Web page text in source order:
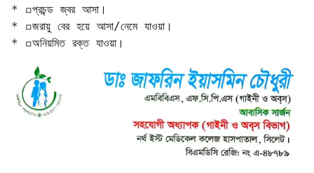
* ◽প্রচন্ড জ্বর আসা।
* ◽জরায়ু বের হয়ে আসা/নেমে যাওয়া।
* ◽অনিয়মিত রক্ত যাওয়া।